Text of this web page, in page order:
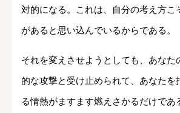
対的になる。これは、自分の考え方こ
があると思い込んでいるからである。
それを変えさせようとしても、あなた
的な攻撃と受け止められて、あなたを
る情熱がますます燃えさかるだけであ